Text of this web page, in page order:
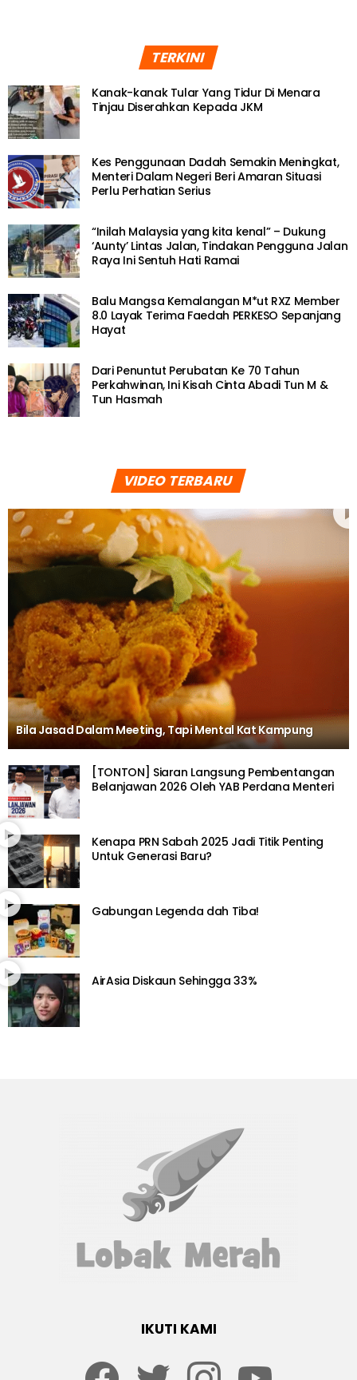
TERKINI
Kanak-kanak Tular Yang Tidur Di Menara
Tinjau Diserahkan Kepada JKM
Kes Penggunaan Dadah Semakin Meningkat,
Menteri Dalam Negeri Beri Amaran Situasi
Perlu Perhatian Serius
“Inilah Malaysia yang kita kenal” – Dukung
‘Aunty’ Lintas Jalan, Tindakan Pengguna Jalan
Raya Ini Sentuh Hati Ramai
Balu Mangsa Kemalangan M*ut RXZ Member
8.0 Layak Terima Faedah PERKESO Sepanjang
Hayat
Dari Penuntut Perubatan Ke 70 Tahun
Perkahwinan, Ini Kisah Cinta Abadi Tun M &
Tun Hasmah
VIDEO TERBARU
Bila Jasad Dalam Meeting, Tapi Mental Kat Kampung
[TONTON] Siaran Langsung Pembentangan
Belanjawan 2026 Oleh YAB Perdana Menteri
Kenapa PRN Sabah 2025 Jadi Titik Penting
Untuk Generasi Baru?
Gabungan Legenda dah Tiba!
AirAsia Diskaun Sehingga 33%
IKUTI KAMI